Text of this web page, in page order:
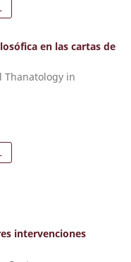
en las cartas de
Thanatology in
intervenciones